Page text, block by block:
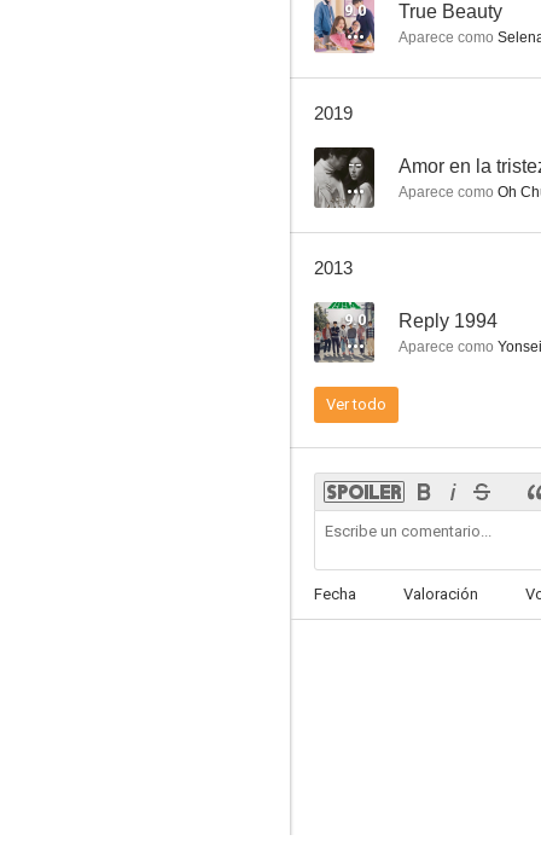
9.0 True Beauty
Aparece como
2019
-- Amor en la
Aparece como Oh
2013
9.0 Reply 1994
Aparece como
Ver todo
Fecha Valoración